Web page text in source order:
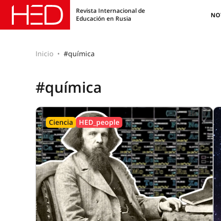
Revista Internacional de
Educación en Rusia
Inicio #química
#química
Ciencia HED_people